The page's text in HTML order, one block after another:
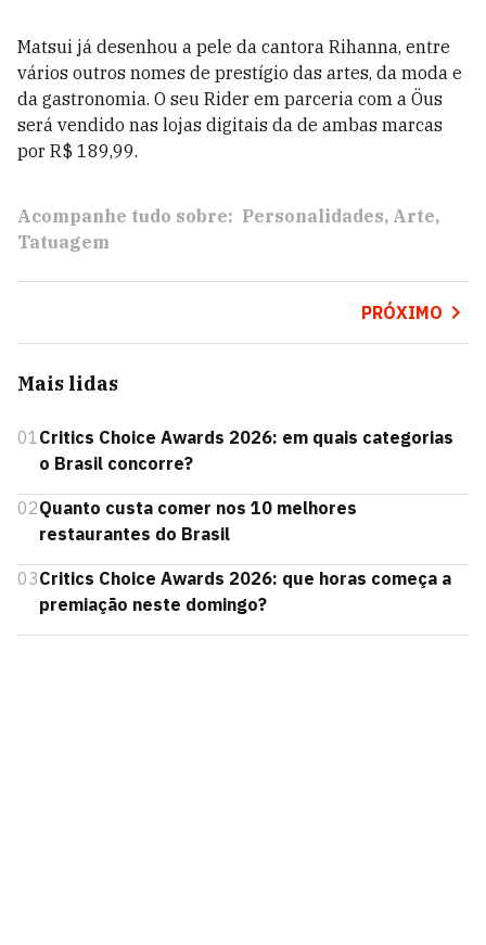
Matsui já desenhou a pele da cantora Rihanna, entre
vários outros nomes de prestígio das artes, da moda e
da gastronomia. O seu Rider em parceria com a Öus
será vendido nas lojas digitais da de ambas marcas
por R$ 189,99.
Acompanhe tudo sobre: Personalidades Arte
Tatuagem
PRÓXIMO
Mais lidas
01Critics Choice Awards 2026: em quais categorias
o Brasil concorre?
02Quanto custa comer nos 10 melhores
restaurantes do Brasil
03Critics Choice Awards 2026: que horas começa a
premiação neste domingo?